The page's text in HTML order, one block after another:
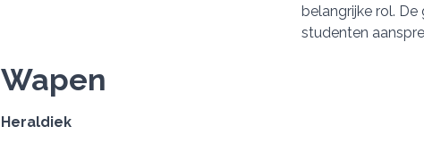
belangrijke rol.
studenten
Wapen
Heraldiek